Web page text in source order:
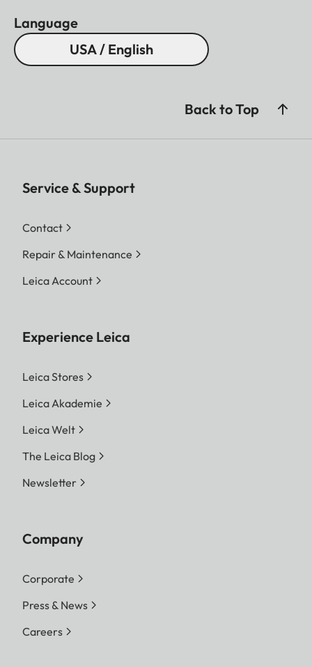
Language
USA / English
Back to Top
Service & Support
Contact
Repair & Maintenance
Leica Account
Experience Leica
Leica Stores
Leica Akademie
Leica Welt
The Leica Blog
Newsletter
Company
Corporate
Press & News
Careers